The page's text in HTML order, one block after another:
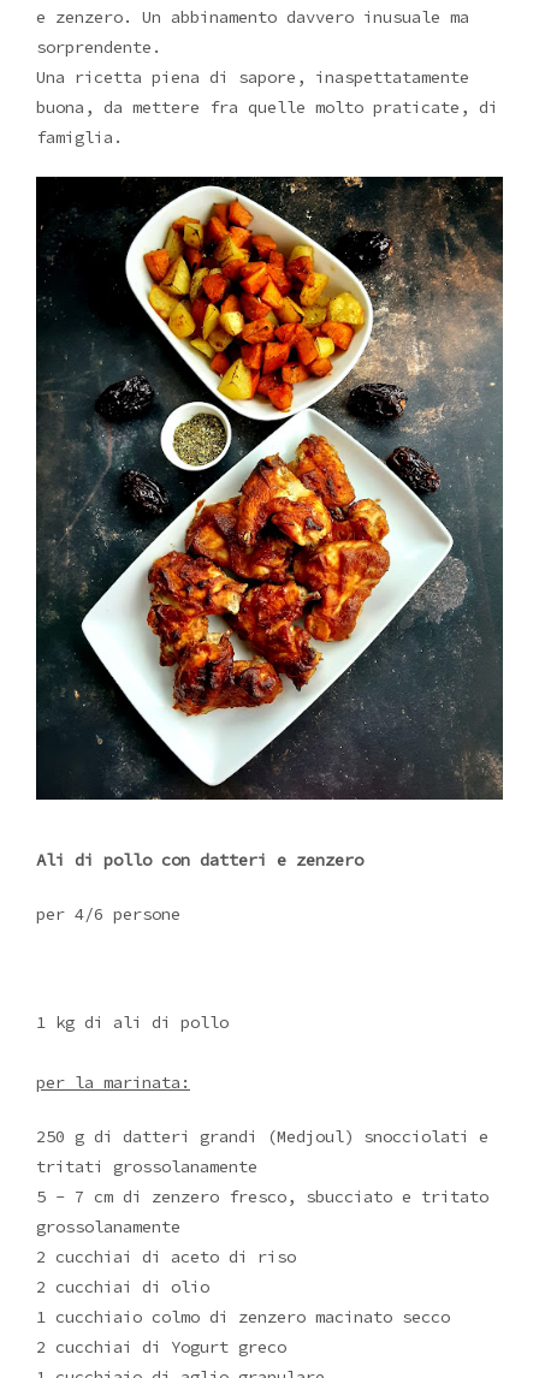
e zenzero. Un abbinamento davvero inusuale ma
sorprendente.
Una ricetta piena di sapore, inaspettatamente
buona, da mettere fra quelle molto praticate, di
famiglia.
Ali di pollo con datteri e zenzero
per 4/6 persone
1 kg di ali di pollo
per la marinata:
250 g di datteri grandi (Medjoul) snocciolati e
tritati grossolanamente
5 - 7 cm di zenzero fresco, sbucciato e tritato
grossolanamente
2 cucchiai di aceto di riso
2 cucchiai di olio
1 cucchiaio colmo di zenzero macinato secco
2 cucchiai di Yogurt greco